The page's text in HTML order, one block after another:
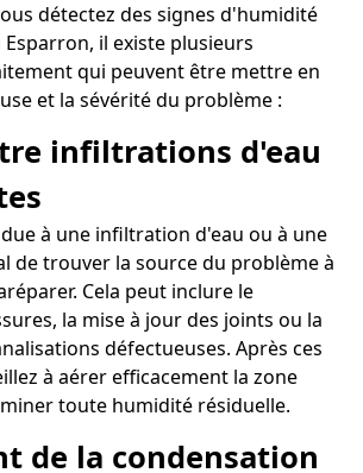
détectez des signes d'humidité
il existe plusieurs
qui peuvent être mettre en
et la sévérité du problème :
infiltrations d'eau
à une infiltration d'eau ou à une
de trouver la source du problème à
Cela peut inclure le
la mise à jour des joints ou la
défectueuses. Après ces
à aérer efficacement la zone
toute humidité résiduelle.
de la condensation